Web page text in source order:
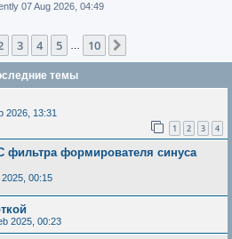
c
h
07 Aug 2026, 04:49
of 10
3 4 5 10
темы
2026, 13:31
1 2 3 4
фильтра формирователя синуса
2025, 00:15
2025, 00:23